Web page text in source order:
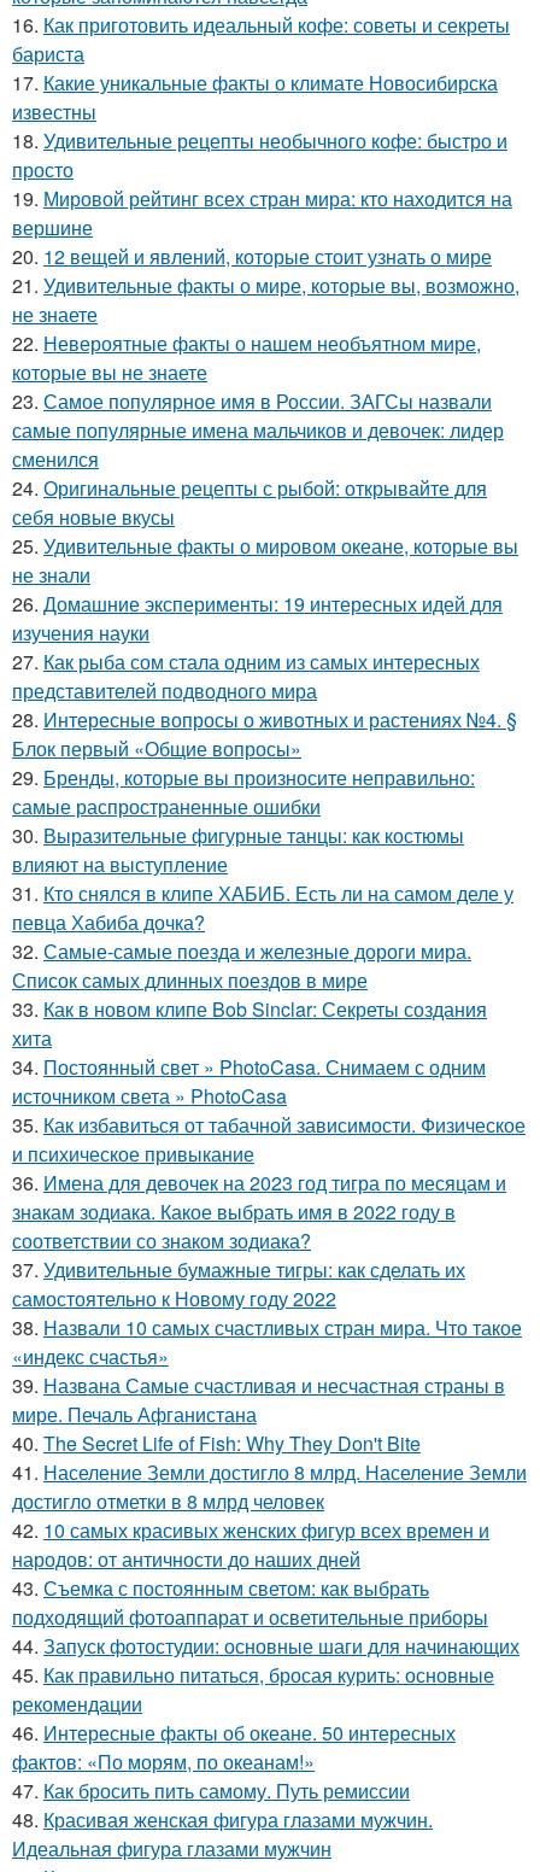
16. Как приготовить идеальный кофе: советы и секреты
бариста
17. Какие уникальные факты о климате Новосибирска
известны
18. Удивительные рецепты необычного кофе: быстро и
просто
19. Мировой рейтинг всех стран мира: кто находится на
вершине
20. 12 вещей и явлений, которые стоит узнать о мире
21. Удивительные факты о мире, которые вы, возможно,
не знаете
22. Невероятные факты о нашем необъятном мире,
которые вы не знаете
23. Самое популярное имя в России. ЗАГСы назвали
самые популярные имена мальчиков и девочек: лидер
сменился
24. Оригинальные рецепты с рыбой: открывайте для
себя новые вкусы
25. Удивительные факты о мировом океане, которые вы
не знали
26. Домашние эксперименты: 19 интересных идей для
изучения науки
27. Как рыба сом стала одним из самых интересных
представителей подводного мира
28. Интересные вопросы о животных и растениях №4. §
Блок первый «Общие вопросы»
29. Бренды, которые вы произносите неправильно:
самые распространенные ошибки
30. Выразительные фигурные танцы: как костюмы
влияют на выступление
31. Кто снялся в клипе ХАБИБ. Есть ли на самом деле у
певца Хабиба дочка?
32. Самые-самые поезда и железные дороги мира.
Список самых длинных поездов в мире
33. Как в новом клипе Bob Sinclar: Секреты создания
хита
34. Постоянный свет » PhotoCasa. Снимаем с одним
источником света » PhotoCasa
35. Как избавиться от табачной зависимости. Физическое
и психическое привыкание
36. Имена для девочек на 2023 год тигра по месяцам и
знакам зодиака. Какое выбрать имя в 2022 году в
соответствии со знаком зодиака?
37. Удивительные бумажные тигры: как сделать их
самостоятельно к Новому году 2022
38. Назвали 10 самых счастливых стран мира. Что такое
«индекс счастья»
39. Названа Самые счастливая и несчастная страны в
мире. Печаль Афганистана
40. The Secret Life of Fish: Why They Don't Bite
41. Население Земли достигло 8 млрд. Население Земли
достигло отметки в 8 млрд человек
42. 10 самых красивых женских фигур всех времен и
народов: от античности до наших дней
43. Съемка с постоянным светом: как выбрать
подходящий фотоаппарат и осветительные приборы
44. Запуск фотостудии: основные шаги для начинающих
45. Как правильно питаться, бросая курить: основные
рекомендации
46. Интересные факты об океане. 50 интересных
фактов: «По морям, по океанам!»
47. Как бросить пить самому. Путь ремиссии
48. Красивая женская фигура глазами мужчин.
Идеальная фигура глазами мужчин